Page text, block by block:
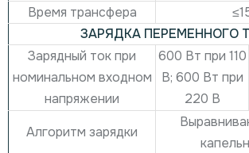
Время трансфера
ЗАРЯДКА ПЕРЕМЕННОГО
Зарядный ток при
номинальном входном
напряжении
600 Вт при 110
В; 600 Вт при
220 В
Алгоритм зарядки